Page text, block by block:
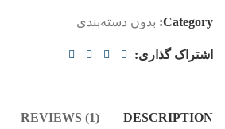
Category: بدون دسته‌بندی
اشتراک گذاری:
DESCRIPTION
REVIEWS (1)